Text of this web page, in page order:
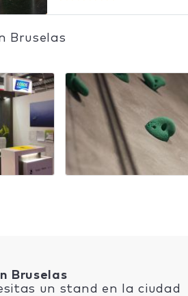
Bruselas
Bruselas
un stand en la ciudad